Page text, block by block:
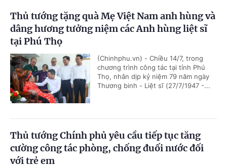
Thủ tướng tặng quà Mẹ Việt Nam anh hùng và
dâng hương tưởng niệm các Anh hùng liệt sĩ
tại Phú Thọ
(Chinhphu.vn) - Chiều 14/7, trong
chương trình công tác tại tỉnh Phú
Thọ, nhân dịp kỷ niệm 79 năm ngày
Thương binh - Liệt sĩ (27/7/1947 -...
Thủ tướng Chính phủ yêu cầu tiếp tục tăng
cường công tác phòng, chống đuối nước đối
với trẻ em